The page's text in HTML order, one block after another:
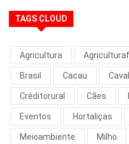
TAGS CLOUD
Agricultura
Brasil Cacau
Créditorural Cães
Eventos Hortaliças
Meioambiente Milho